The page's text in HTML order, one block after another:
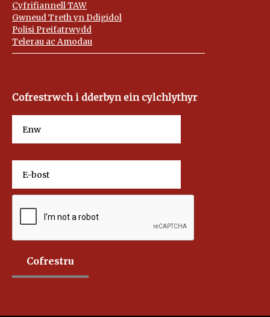
Cyfrifiannell TAW
Gwneud Treth yn Ddigidol
Polisi Preifatrwydd
Telerau ac Amodau
Cofrestrwch i dderbyn ein cylchlythyr